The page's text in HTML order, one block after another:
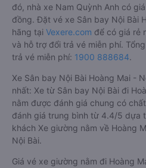
đó, nhà xe Nam Quỳnh Anh có
đồng. Đặt vé xe Sân bay Nội Bài
hãng tại Vexere.com để có giá rẻ
và hỗ trợ đổi trả vé miễn phí.
trả vé miễn phí: 1900 888684.
Xe Sân bay Nội Bài Hoàng Mai -
nhất: Xe từ Sân bay Nội Bài đi
nằm được đánh giá chung có
đánh giá trung bình từ 4.4/5 dựa
khách Xe giường nằm về Hoàng
Nội Bài.
Giá vé xe giường nằm đi Hoàng